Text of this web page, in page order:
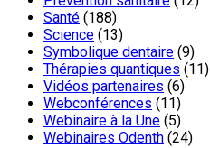
Santé (188)
Science (13)
Symbolique dentaire (9)
Thérapies quantiques (11)
Vidéos partenaires (6)
Webconférences (11)
Webinaire à la Une (5)
Webinaires Odenth (24)